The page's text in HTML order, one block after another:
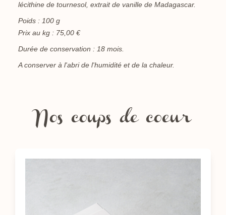
lécithine de tournesol, extrait de vanille de Madagascar.
Poids : 100 g
Prix au kg : 75,00 €
Durée de conservation : 18 mois.
A conserver à l'abri de l'humidité et de la chaleur.
Nos coups de coeur